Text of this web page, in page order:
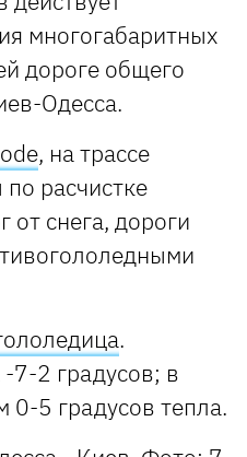
многогабаритных
дороге общего
Одесса.
, на трассе
расчистке
от снега, дороги
.
7-2 градусов; в
5 градусов тепла.